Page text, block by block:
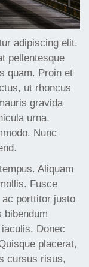
adipiscing elit.
pellentesque
quam. Proin et
ut rhoncus
gravida
urna.
Nunc
Aliquam
Fusce
porttitor justo
bibendum
Donec
placerat,
cursus risus,